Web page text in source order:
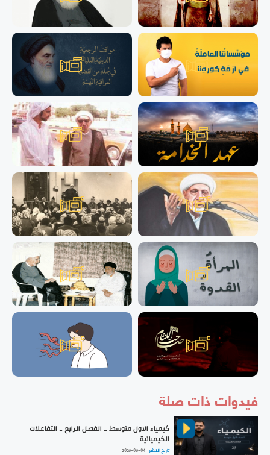
فيدوات ذات صلة
كيمياء الاول متوسط _ الفصل الرابع _ التفاعلات
الكيميائية
تاريخ النشر : 2026-06-04